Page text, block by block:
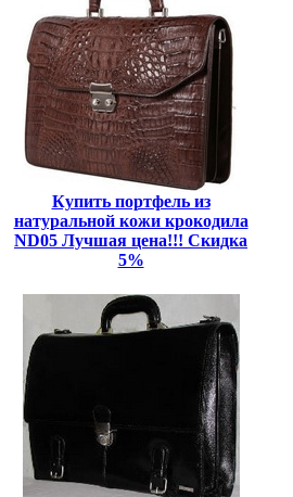
Купить портфель из
натуральной кожи крокодила
ND05 Лучшая цена!!! Скидка
5%